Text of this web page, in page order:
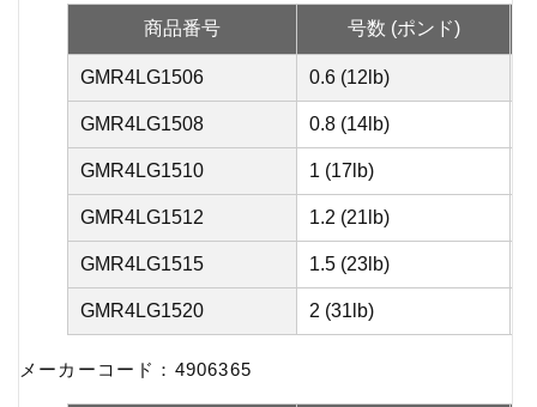
商品番号 号数 (ポンド)
GMR4LG1506 0.6 (12lb)
GMR4LG1508 0.8 (14lb)
GMR4LG1510 1 (17lb)
GMR4LG1512 1.2 (21lb)
GMR4LG1515 1.5 (23lb)
GMR4LG1520 2 (31lb)
メーカーコード：4906365